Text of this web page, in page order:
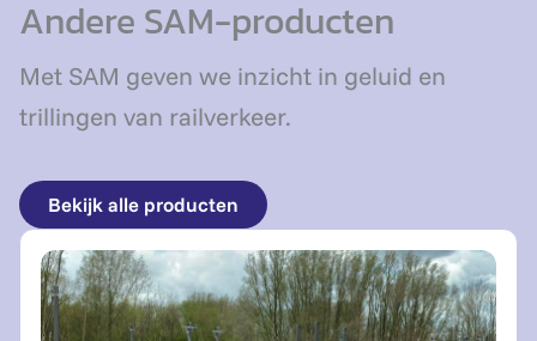
Andere SAM-producten
Met SAM geven we inzicht in geluid en
trillingen van railverkeer.
Bekijk alle producten